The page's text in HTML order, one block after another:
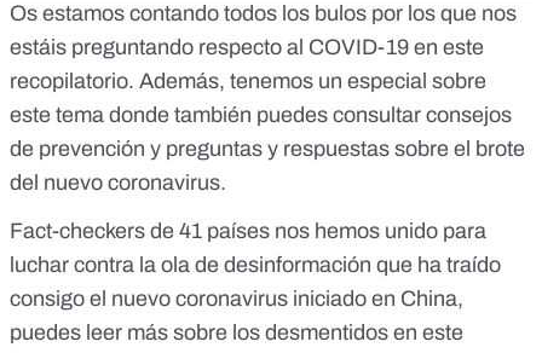
Os estamos contando todos los bulos por los que nos
estáis preguntando respecto al COVID-19 en este
recopilatorio. Además, tenemos un especial sobre
este tema donde también puedes consultar consejos
de prevención y preguntas y respuestas sobre el brote
del nuevo coronavirus.
Fact-checkers de 41 países nos hemos unido para
luchar contra la ola de desinformación que ha traído
consigo el nuevo coronavirus iniciado en China,
puedes leer más sobre los desmentidos en este